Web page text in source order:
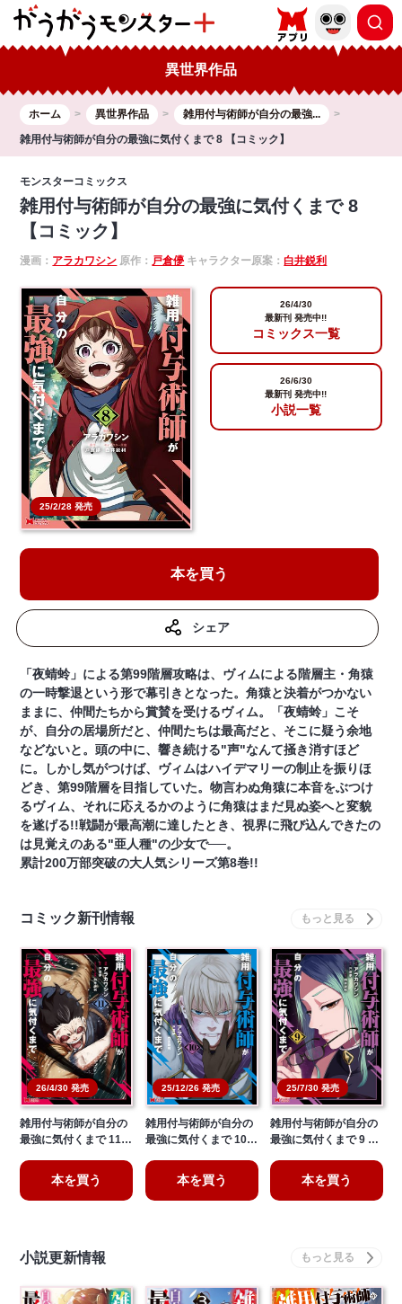
異世界作品
ホーム 異世界作品
雑用付与術師が自分の最強...
雑用付与術師が自分の最強に気付くまで 8 【コミック】
モンスターコミックス
雑用付与術師が自分の最強に気付くまで 8
【コミック】
漫画： アラカワシン 原作： 戸倉儚 キャラクター原案：白井鋭利
25/2/28 発売
26/4/30
最新刊 発売中!!
コミックス一覧
26/6/30
最新刊 発売中!!
小説一覧
本を買う
シェア
「夜蜻蛉」による第99階層攻略は、ヴィムによる階層主・角猿
の一時撃退という形で幕引きとなった。角猿と決着がつかない
ままに、仲間たちから賞賛を受けるヴィム。「夜蜻蛉」こそ
が、自分の居場所だと、仲間たちは最高だと、そこに疑う余地
などないと。頭の中に、響き続ける"声"なんて掻き消すほど
に。しかし気がつけば、ヴィムはハイデマリーの制止を振りほ
どき、第99階層を目指していた。物言わぬ角猿に本音をぶつけ
るヴィム、それに応えるかのように角猿はまだ見ぬ姿へと変貌
を遂げる!!戦闘が最高潮に達したとき、視界に飛び込んできたの
は見覚えのある"亜人種"の少女で──。
累計200万部突破の大人気シリーズ第8巻!!
コミック新刊情報
26/4/30 発売
雑用付与術師が自分の
最強に気付くまで 11…
本を買う
25/12/26 発売
雑用付与術師が自分の
最強に気付くまで 10…
本を買う
25/7/30 発売
雑用付与術師が自分の
最強に気付くまで 9 …
本を買う
小説更新情報